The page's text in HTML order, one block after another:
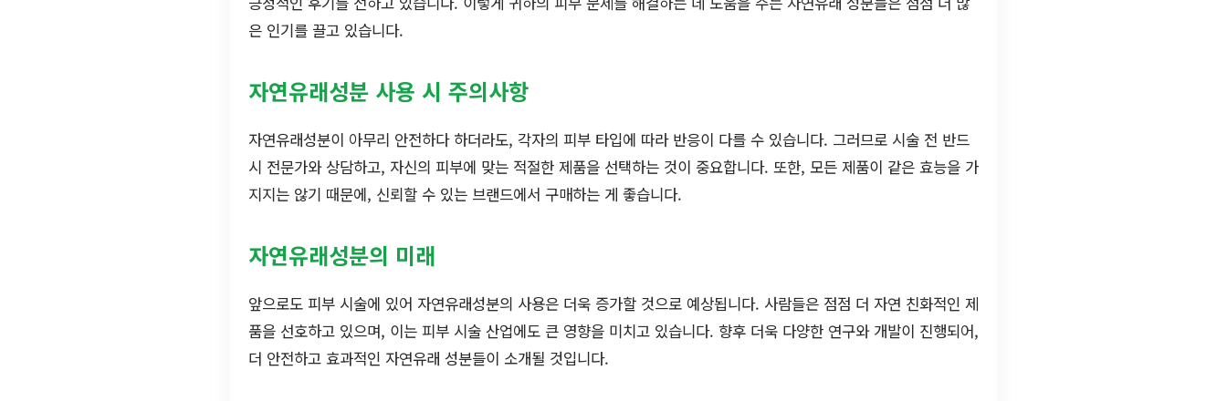
은 인기를 끌고 있습니다.
자연유래성분 사용 시 주의사항
자연유래성분이 아무리 안전하다 하더라도, 각자의 피부 타입에 따라 반응이 다를 수 있습니다. 그러므로 시술 전 반드
시 전문가와 상담하고, 자신의 피부에 맞는 적절한 제품을 선택하는 것이 중요합니다. 또한, 모든 제품이 같은 효능을 가
지지는 않기 때문에, 신뢰할 수 있는 브랜드에서 구매하는 게 좋습니다.
자연유래성분의 미래
앞으로도 피부 시술에 있어 자연유래성분의 사용은 더욱 증가할 것으로 예상됩니다. 사람들은 점점 더 자연 친화적인 제
품을 선호하고 있으며, 이는 피부 시술 산업에도 큰 영향을 미치고 있습니다. 향후 더욱 다양한 연구와 개발이 진행되어,
더 안전하고 효과적인 자연유래 성분들이 소개될 것입니다.